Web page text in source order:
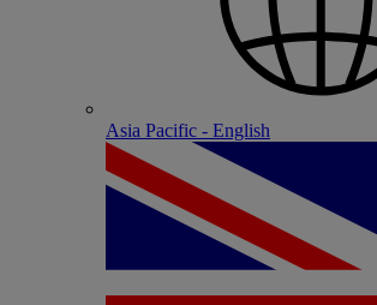
Asia Pacific - English